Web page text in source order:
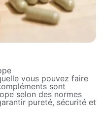
vous pouvez faire
sont
selon des normes
pureté, sécurité et